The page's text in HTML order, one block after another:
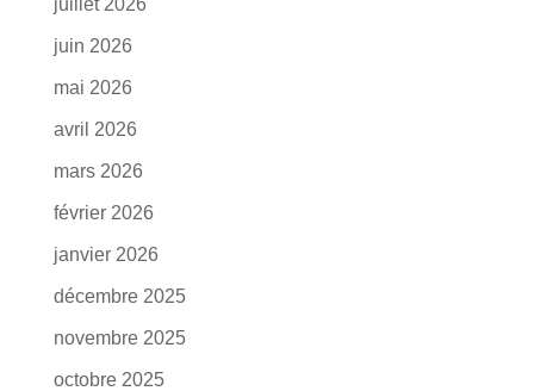
juin 2026
mai 2026
avril 2026
mars 2026
février 2026
janvier 2026
décembre 2025
novembre 2025
octobre 2025